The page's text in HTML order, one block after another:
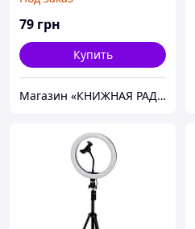
79 грн
Купить
Магазин «КНИЖНАЯ РАДУГА»